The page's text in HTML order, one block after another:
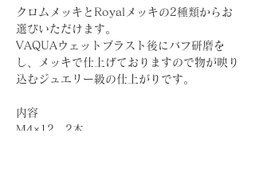
クロムメッキとRoyalメッキの2種類からお
選びいただけます。
VAQUAウェットブラスト後にバフ研磨を
し、メッキで仕上げておりますので物が映り
込むジュエリー級の仕上がりです。
内容
M4×12 2本